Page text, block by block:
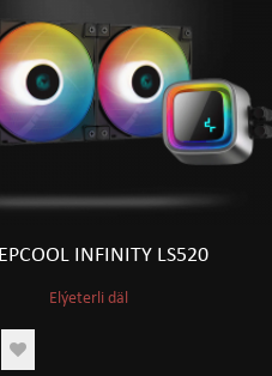
INFINITY LS520
Elýeterli däl